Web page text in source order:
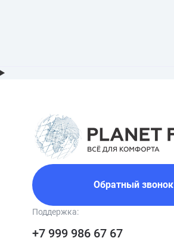
Обратный звонок
Поддержка:
+7 999 986 67 67